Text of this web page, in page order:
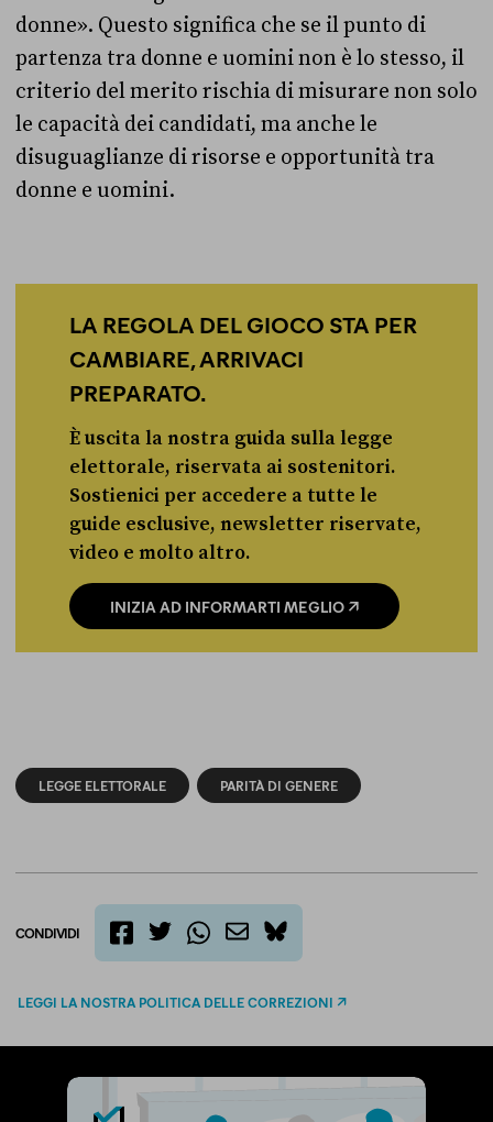
donne». Questo significa che se il punto di
partenza tra donne e uomini non è lo stesso, il
criterio del merito rischia di misurare non solo
le capacità dei candidati, ma anche le
disuguaglianze di risorse e opportunità tra
donne e uomini.
LA REGOLA DEL GIOCO STA PER
CAMBIARE, ARRIVACI
PREPARATO.
È uscita la nostra guida sulla legge
elettorale, riservata ai sostenitori.
Sostienici per accedere a tutte le
guide esclusive, newsletter riservate,
video e molto altro.
INIZIA AD INFORMARTI MEGLIO
LEGGE ELETTORALE PARITÀ DI GENERE
CONDIVIDI
bluesky
LEGGI LA NOSTRA POLITICA DELLE CORREZIONI